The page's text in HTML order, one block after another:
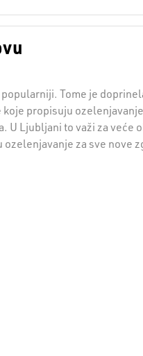
Tome je
propisuju
U Ljubljani to važi za veće
za sve nove